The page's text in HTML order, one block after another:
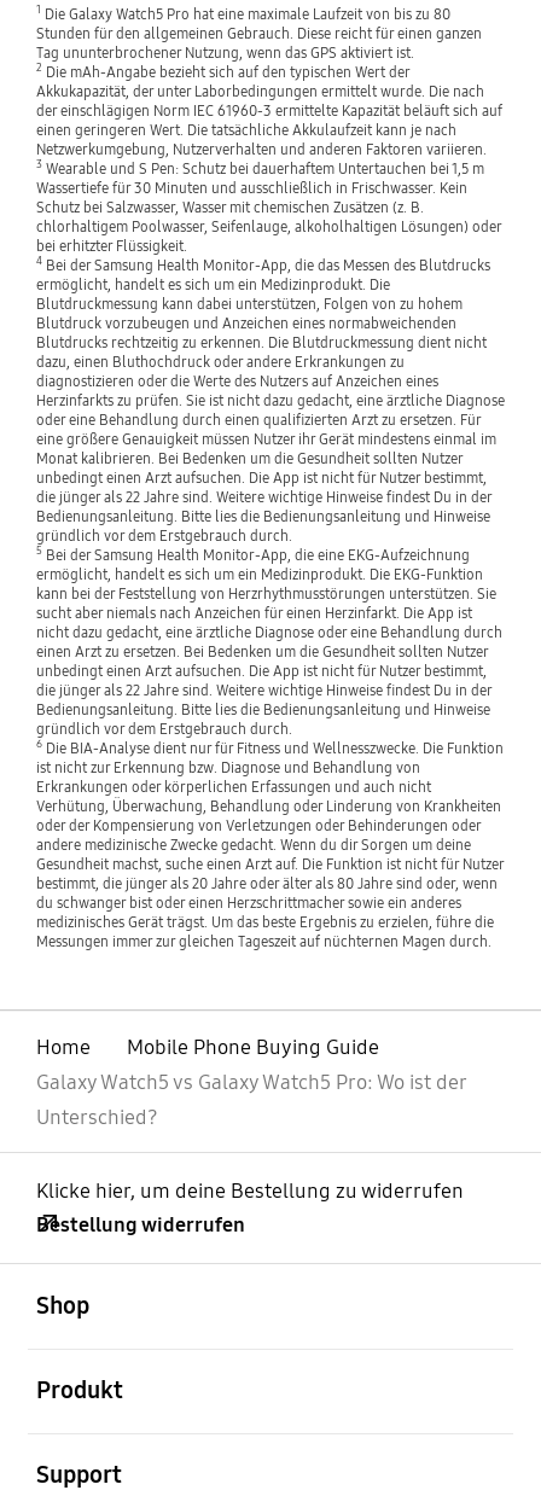
1 Die Galaxy Watch5 Pro hat eine maximale Laufzeit von bis zu 80
Stunden für den allgemeinen Gebrauch. Diese reicht für einen ganzen
Tag ununterbrochener Nutzung, wenn das GPS aktiviert ist.
2 Die mAh-Angabe bezieht sich auf den typischen Wert der
Akkukapazität, der unter Laborbedingungen ermittelt wurde. Die nach
der einschlägigen Norm IEC 61960-3 ermittelte Kapazität beläuft sich auf
einen geringeren Wert. Die tatsächliche Akkulaufzeit kann je nach
Netzwerkumgebung, Nutzerverhalten und anderen Faktoren variieren.
3Wearable und S Pen: Schutz bei dauerhaftem Untertauchen bei 1,5 m
Wassertiefe für 30 Minuten und ausschließlich in Frischwasser. Kein
Schutz bei Salzwasser, Wasser mit chemischen Zusätzen (z. B.
chlorhaltigem Poolwasser, Seifenlauge, alkoholhaltigen Lösungen) oder
bei erhitzter Flüssigkeit.
4Bei der Samsung Health Monitor-App, die das Messen des Blutdrucks
ermöglicht, handelt es sich um ein Medizinprodukt. Die
Blutdruckmessung kann dabei unterstützen, Folgen von zu hohem
Blutdruck vorzubeugen und Anzeichen eines normabweichenden
Blutdrucks rechtzeitig zu erkennen. Die Blutdruckmessung dient nicht
dazu, einen Bluthochdruck oder andere Erkrankungen zu
diagnostizieren oder die Werte des Nutzers auf Anzeichen eines
Herzinfarkts zu prüfen. Sie ist nicht dazu gedacht, eine ärztliche Diagnose
oder eine Behandlung durch einen qualifizierten Arzt zu ersetzen. Für
eine größere Genauigkeit müssen Nutzer ihr Gerät mindestens einmal im
Monat kalibrieren. Bei Bedenken um die Gesundheit sollten Nutzer
unbedingt einen Arzt aufsuchen. Die App ist nicht für Nutzer bestimmt,
die jünger als 22 Jahre sind. Weitere wichtige Hinweise findest Du in der
Bedienungsanleitung. Bitte lies die Bedienungsanleitung und Hinweise
gründlich vor dem Erstgebrauch durch.
5Bei der Samsung Health Monitor-App, die eine EKG-Aufzeichnung
ermöglicht, handelt es sich um ein Medizinprodukt. Die EKG-Funktion
kann bei der Feststellung von Herzrhythmusstörungen unterstützen. Sie
sucht aber niemals nach Anzeichen für einen Herzinfarkt. Die App ist
nicht dazu gedacht, eine ärztliche Diagnose oder eine Behandlung durch
einen Arzt zu ersetzen. Bei Bedenken um die Gesundheit sollten Nutzer
unbedingt einen Arzt aufsuchen. Die App ist nicht für Nutzer bestimmt,
die jünger als 22 Jahre sind. Weitere wichtige Hinweise findest Du in der
Bedienungsanleitung. Bitte lies die Bedienungsanleitung und Hinweise
gründlich vor dem Erstgebrauch durch.
6Die BIA-Analyse dient nur für Fitness und Wellnesszwecke. Die Funktion
ist nicht zur Erkennung bzw. Diagnose und Behandlung von
Erkrankungen oder körperlichen Erfassungen und auch nicht
Verhütung, Überwachung, Behandlung oder Linderung von Krankheiten
oder der Kompensierung von Verletzungen oder Behinderungen oder
andere medizinische Zwecke gedacht. Wenn du dir Sorgen um deine
Gesundheit machst, suche einen Arzt auf. Die Funktion ist nicht für Nutzer
bestimmt, die jünger als 20 Jahre oder älter als 80 Jahre sind oder, wenn
du schwanger bist oder einen Herzschrittmacher sowie ein anderes
medizinisches Gerät trägst. Um das beste Ergebnis zu erzielen, führe die
Messungen immer zur gleichen Tageszeit auf nüchternen Magen durch.
Home
Mobile Phone Buying Guide
Galaxy Watch5 vs Galaxy Watch5 Pro: Wo ist der
Unterschied?
Klicke hier, um deine Bestellung zu widerrufen
Bestellung widerrufen
Shop
Produkt
Support